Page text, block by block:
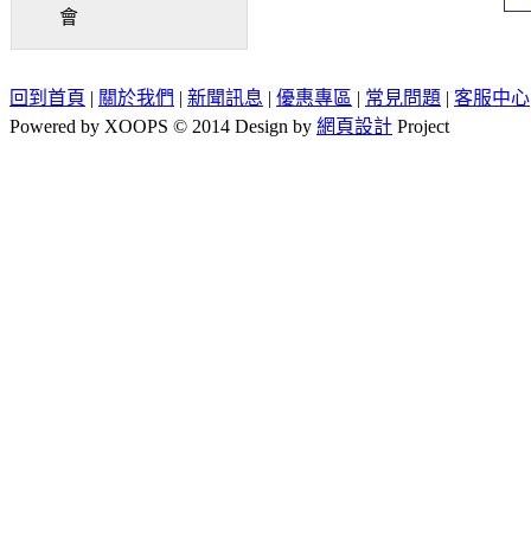
會
回到首頁 | 關於我們 | 新聞訊息 | 優惠專區 | 常見問題 | 客服中心
Powered by XOOPS © 2014 Design by 網頁設計 Project